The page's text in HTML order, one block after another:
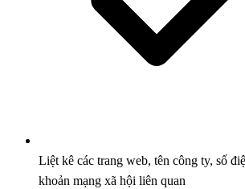
Liệt kê các trang web, tên công ty, số
khoản mạng xã hội liên quan